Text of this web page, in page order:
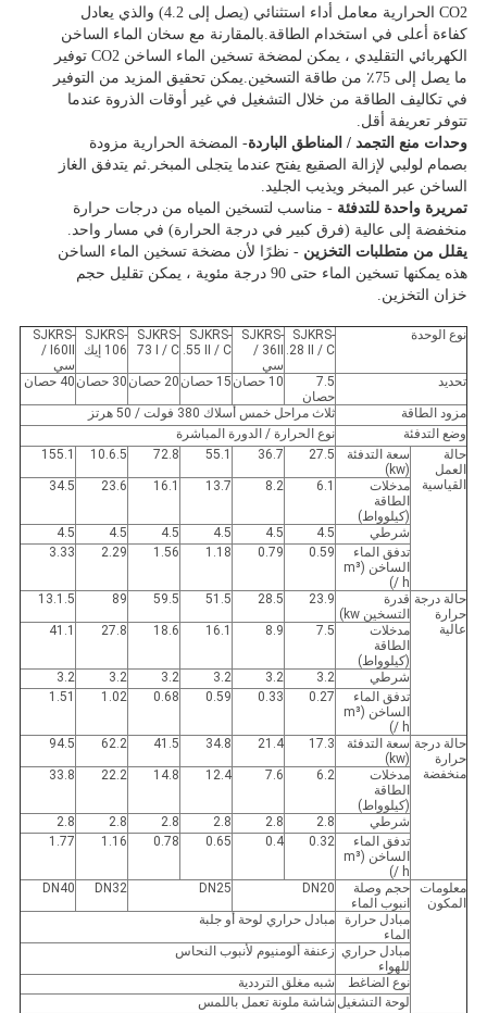
CO2 الحرارية معامل أداء استثنائي (يصل إلى 4.2) والذي يعادل
كفاءة أعلى في استخدام الطاقة.بالمقارنة مع سخان الماء الساخن
الكهربائي التقليدي ، يمكن لمضخة تسخين الماء الساخن CO2 توفير
ما يصل إلى 75٪ من طاقة التسخين.يمكن تحقيق المزيد من التوفير
في تكاليف الطاقة من خلال التشغيل في غير أوقات الذروة عندما
تتوفر تعريفة أقل.
وحدات منع التجمد / المناطق الباردة- المضخة الحرارية مزودة
بصمام لولبي لإزالة الصقيع يفتح عندما يتجلى المبخر.ثم يتدفق الغاز
الساخن عبر المبخر ويذيب الجليد.
تمريرة واحدة للتدفئة - مناسب لتسخين المياه من درجات حرارة
منخفضة إلى عالية (فرق كبير في درجة الحرارة) في مسار واحد.
يقلل من متطلبات التخزين - نظرًا لأن مضخة تسخين الماء الساخن
هذه يمكنها تسخين الماء حتى 90 درجة مئوية ، يمكن تقليل حجم
خزان التخزين.
نوع الوحدة
SJKRS-
28 II / C.
SJKRS-
36II /
سي
SJKRS-
55 II / C.
SJKRS-
73 I / C
SJKRS-
106 إيك
SJKRS-
I60II /
سي
تحديد
7.5
حصان
10 حصان 15 حصان 20 حصان 30 حصان 40 حصان
مزود الطاقة
ثلاث مراحل خمس أسلاك 380 فولت / 50 هرتز
وضع التدفئة
نوع الحرارة / الدورة المباشرة
حالة
العمل
القياسية
سعة التدفئة
(kw)
27.5
36.7
55.1
72.8
10.6.5
155.1
مدخلات
الطاقة
(كيلوواط)
6.1
8.2
13.7
16.1
23.6
34.5
شرطي 4.5
4.5
4.5
4.5
4.5
4.5
تدفق الماء
الساخن (m³
/ h)
0.59
0.79
1.18
1.56
2.29
3.33
حالة درجة
حرارة
عالية
قدرة
التسخين kw)
23.9
28.5
51.5
59.5
89
13.1.5
مدخلات
الطاقة
(كيلوواط)
7.5
8.9
16.1
18.6
27.8
41.1
شرطي 3.2
3.2
3.2
3.2
3.2
3.2
تدفق الماء
الساخن (m³
/ h)
0.27
0.33
0.59
0.68
1.02
1.51
حالة درجة
حرارة
منخفضة
سعة التدفئة
(kw)
17.3
21.4
34.8
41.5
62.2
94.5
مدخلات
الطاقة
(كيلوواط)
6.2
7.6
12.4
14.8
22.2
33.8
شرطي 2.8
2.8
2.8
2.8
2.8
2.8
تدفق الماء
الساخن (m³
/ h)
0.32
0.4
0.65
0.78
1.16
1.77
معلومات
المكون
حجم وصلة
انبوب الماء
DN20
DN25
DN32
DN40
مبادل حرارة
الماء
مبادل حراري لوحة أو جلبة
مبادل حراري
للهواء
زعنفة ألومنيوم لأنبوب النحاس
نوع الضاغط
شبه مغلق الترددية
لوحة التشغيل شاشة ملونة تعمل باللمس